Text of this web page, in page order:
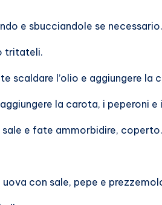
e sbucciandole se necessario.
tritateli.
scaldare l’olio e aggiungere la
la carota, i peperoni e
e fate ammorbidire, coperto.
con sale, pepe e